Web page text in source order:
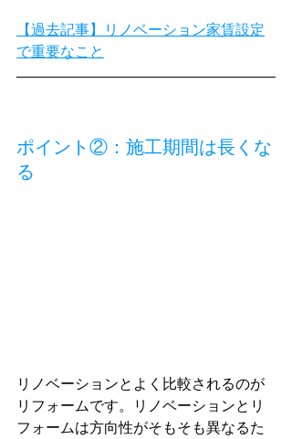
【過去記事】リノベーション家賃設定
で重要なこと
ポイント②：施工期間は長くな
る
リノベーションとよく比較されるのが
リフォームです。リノベーションとリ
フォームは方向性がそもそも異なるた